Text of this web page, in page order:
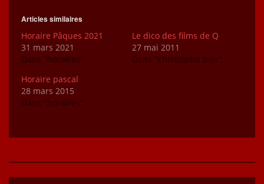
Articles similaires
Horaire Pâques 2021
31 mars 2021
Dans "horaires"
Le dico des films de Q
27 mai 2011
Dans "christophe bier"
Horaire pascal
28 mars 2015
Dans "horaires"